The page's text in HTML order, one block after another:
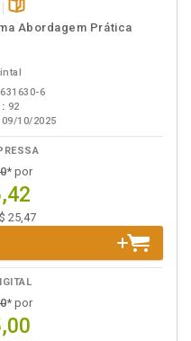
páginas
Abordagem Prática
6
92
09/10/2025
* por
25,47
* por